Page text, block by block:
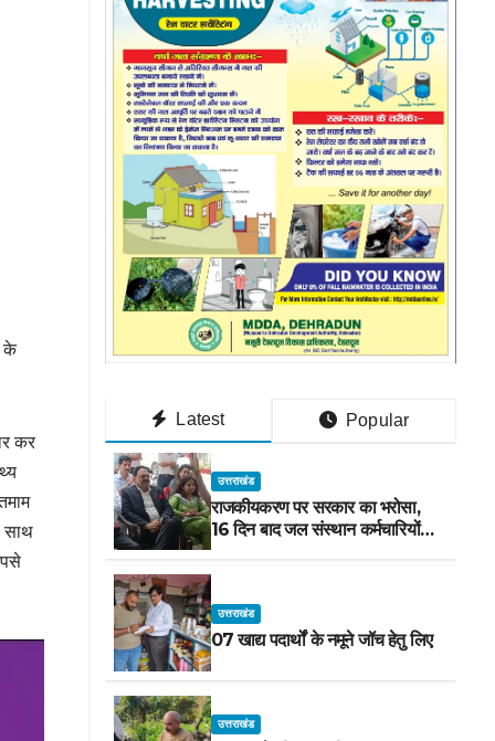
के
कर
साथ
Latest Popular
उत्तराखंड
राजकीयकरण पर सरकार का भरोसा,
16 दिन बाद जल संस्थान कर्मचारियों
का धरना स्थगित
उत्तराखंड
07 खाद्य पदार्थों के नमूने जॉच हेतु लिए
उत्तराखंड